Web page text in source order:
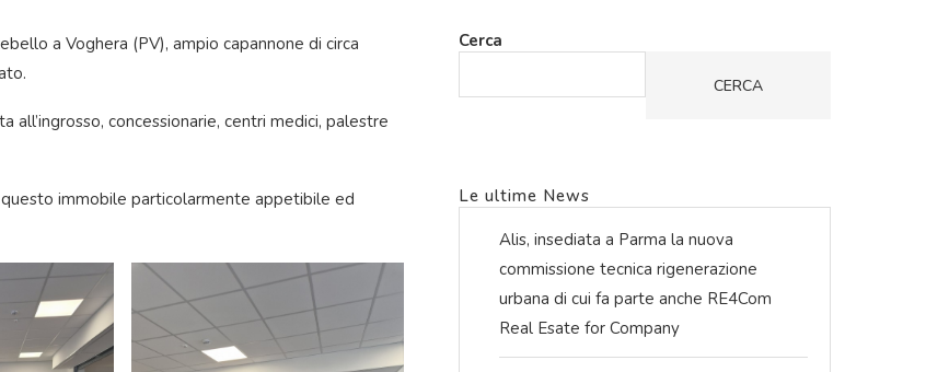
a Voghera (PV), ampio capannone di circa
concessionarie, centri medici, palestre
immobile particolarmente appetibile ed
Cerca
CERCA
Le ultime News
Alis, insediata a Parma la nuova
commissione tecnica rigenerazione
urbana di cui fa parte anche RE4Com
Real Esate for Company